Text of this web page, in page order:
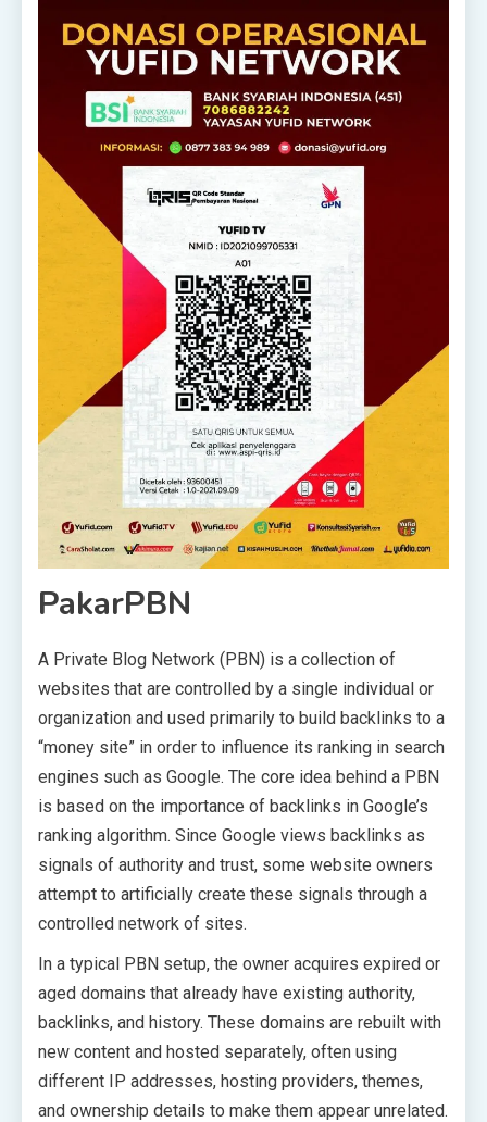
PakarPBN
A Private Blog Network (PBN) is a collection of
websites that are controlled by a single individual or
organization and used primarily to build backlinks to a
“money site” in order to influence its ranking in search
engines such as Google. The core idea behind a PBN
is based on the importance of backlinks in Google’s
ranking algorithm. Since Google views backlinks as
signals of authority and trust, some website owners
attempt to artificially create these signals through a
controlled network of sites.
In a typical PBN setup, the owner acquires expired or
aged domains that already have existing authority,
backlinks, and history. These domains are rebuilt with
new content and hosted separately, often using
different IP addresses, hosting providers, themes,
and ownership details to make them appear unrelated.